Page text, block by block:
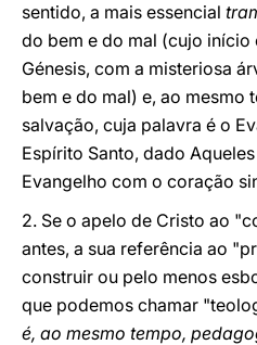
sentido, a mais essencial
do bem e do mal (cujo
Génesis, com a misteriosa
bem e do mal) e, ao mesmo
salvação, cuja palavra é o
Espírito Santo, dado
Evangelho com o coração
2. Se o apelo de Cristo ao
antes, a sua referência ao
construir ou pelo menos
que podemos chamar
é, ao mesmo tempo,